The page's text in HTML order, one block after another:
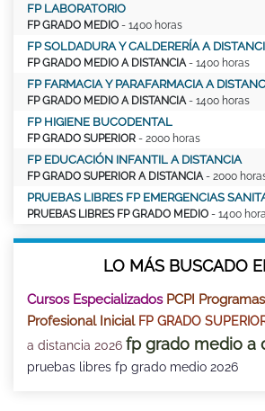
FP LABORATORIO
FP GRADO MEDIO - 1400 horas
FP SOLDADURA Y CALDERERÍA A
FP GRADO MEDIO A DISTANCIA - 1400 horas
FP FARMACIA Y PARAFARMACIA A
FP GRADO MEDIO A DISTANCIA - 1400 horas
FP HIGIENE BUCODENTAL
FP GRADO SUPERIOR - 2000 horas
FP EDUCACIÓN INFANTIL A DISTANCIA
FP GRADO SUPERIOR A DISTANCIA - 2000
PRUEBAS LIBRES FP EMERGENCIAS
PRUEBAS LIBRES FP GRADO MEDIO - 1400
LO MÁS BUSCADO
Cursos Especializados PCPI
Profesional Inicial FP GRADO
a distancia 2026 fp grado medio a
pruebas libres fp grado medio 2026